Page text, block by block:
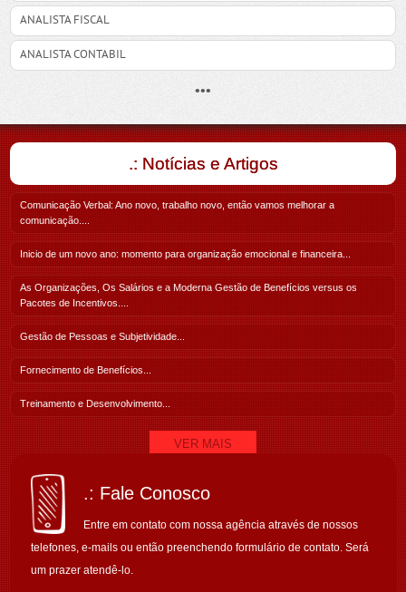
ANALISTA FISCAL
ANALISTA CONTABIL
•••
.: Notícias e Artigos
Comunicação Verbal: Ano novo, trabalho novo, então vamos melhorar a
comunicação....
Inicio de um novo ano: momento para organização emocional e financeira...
As Organizações, Os Salários e a Moderna Gestão de Benefícios versus os
Pacotes de Incentivos....
Gestão de Pessoas e Subjetividade...
Fornecimento de Benefícios...
Treinamento e Desenvolvimento...
VER MAIS
.: Fale Conosco
Entre em contato com nossa agência através de nossos
telefones, e-mails ou então preenchendo formulário de contato. Será
um prazer atendê-lo.